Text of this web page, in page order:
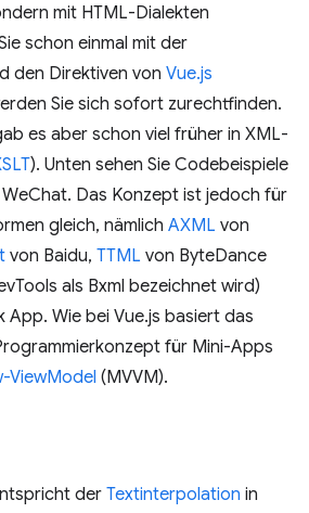
mit HTML-Dialekten
schon einmal mit der
den Direktiven von Vue.js
Sie sich sofort zurechtfinden.
es aber schon viel früher in XML-
). Unten sehen Sie Codebeispiele
Das Konzept ist jedoch für
gleich, nämlich AXML von
von Baidu, TTML von ByteDance
als Bxml bezeichnet wird)
App. Wie bei Vue.js basiert das
für Mini-Apps
ViewModel (MVVM).
der Textinterpolation in